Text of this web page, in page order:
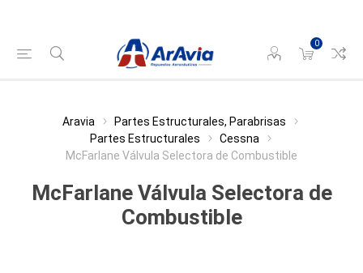
0
Aravia
Partes Estructurales, Parabrisas
Partes Estructurales
Cessna
McFarlane Válvula Selectora de Combustible
McFarlane Válvula Selectora de
Combustible